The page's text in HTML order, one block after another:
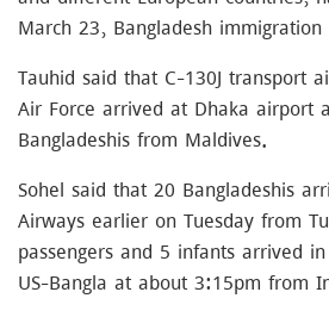
March 23, Bangladesh
Tauhid said that C-130J transport
Air Force arrived at Dhaka airport
Bangladeshis from Maldives.
Sohel said that 20 Bangladeshis
Airways earlier on Tuesday from
passengers and 5 infants arrived
US-Bangla at about 3:15pm from